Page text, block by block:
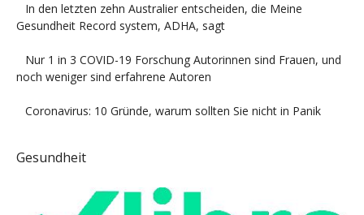
In den letzten zehn Australier entscheiden, die Meine
Gesundheit Record system, ADHA, sagt
Nur 1 in 3 COVID-19 Forschung Autorinnen sind Frauen, und
noch weniger sind erfahrene Autoren
Coronavirus: 10 Gründe, warum sollten Sie nicht in Panik
Gesundheit